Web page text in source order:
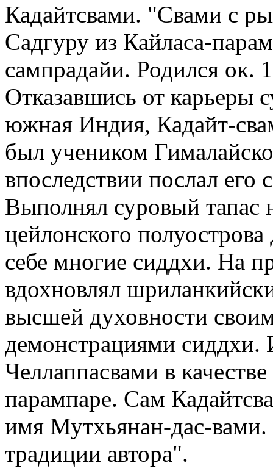
Кадайтсвами. "Свами с
Садгуру из Кайласа-
сампрадайи. Родился ок.
Отказавшись от карьеры
южная Индия, Кадайт-
был учеником
впоследствии послал
Выполнял суровый тапас
цейлонского
себе многие сиддхи. На
вдохновлял
высшей духовности
демонстрациями сиддхи.
Челлаппасвами в
парампаре. Сам
имя Мутхьянан-дас-
традиции автора".